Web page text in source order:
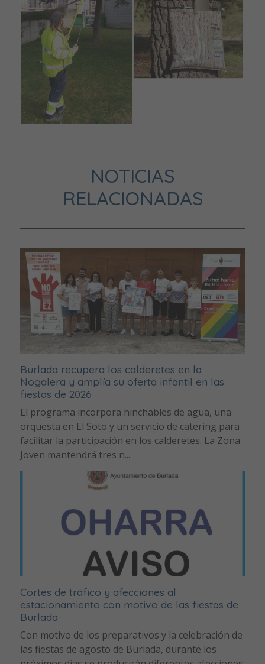
NOTICIAS
RELACIONADAS
Burlada recupera los calderetes en la
Nogalera y amplía su oferta infantil en las
fiestas de 2026
El programa incorpora hinchables de agua, una
orquesta en El Soto y un servicio de catering para
facilitar la participación en los calderetes. La Zona
Joven mantendrá tres n...
Cortes de tráfico y afecciones al
estacionamiento con motivo de las fiestas de
Burlada
Con motivo de los preparativos y la celebración de
las fiestas de agosto de Burlada, durante los